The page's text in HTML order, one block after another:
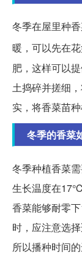
冬季在屋里种
暖，可以先在
肥，这样可以
土捣碎并搓细
实，将香菜苗种
冬季的香菜
冬季种植香菜
生长温度在
香菜能够耐零
时，应注意选
所以播种时间